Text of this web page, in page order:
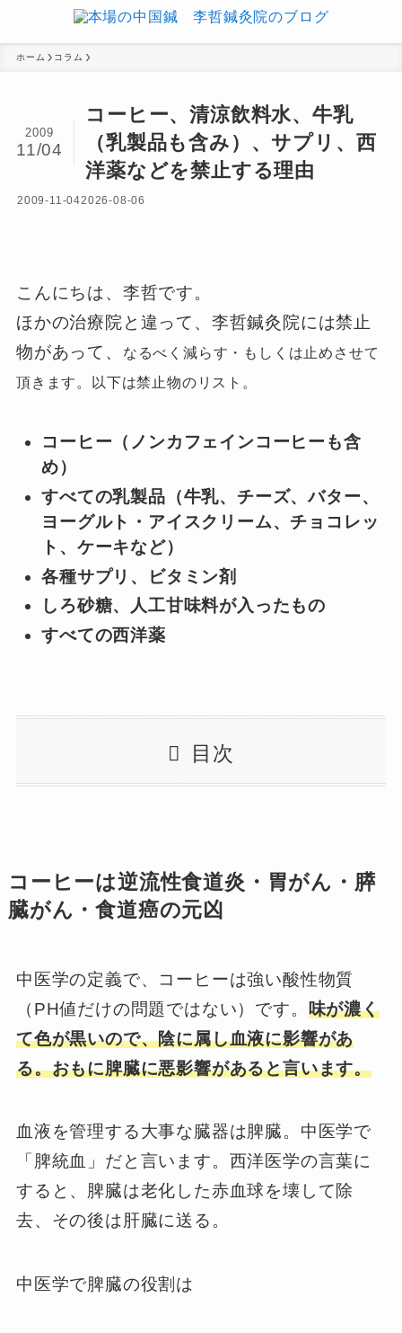
ホーム コラム
コーヒー、清涼飲料水、牛乳
（乳製品も含み）、サプリ、西
洋薬などを禁止する理由
2009
11/04
2009-11-042026-08-06
こんにちは、李哲です。
ほかの治療院と違って、李哲鍼灸院には禁止
物があって、
なるべく減らす・もしくは止めさせて
頂きます。
以下は禁止物のリスト。
コーヒー（ノンカフェインコーヒーも含
め）
すべての乳製品（牛乳、チーズ、バター、
ヨーグルト・アイスクリーム、チョコレッ
ト、ケーキなど）
各種サプリ、ビタミン剤
しろ砂糖、人工甘味料が入ったもの
すべての西洋薬
目次
コーヒーは逆流性食道炎・胃がん・膵
臓がん・食道癌の元凶
中医学の定義で、コーヒーは強い酸性物質
（PH値だけの問題ではない）です。 味が濃く
て色が黒いので、陰に属し血液に影響があ
る。おもに脾臓に悪影響があると言います。
血液を管理する大事な臓器は脾臓。中医学で
「脾統血」だと言います。西洋医学の言葉に
すると、脾臓は老化した赤血球を壊して除
去、その後は肝臓に送る。
中医学で脾臓の役割は